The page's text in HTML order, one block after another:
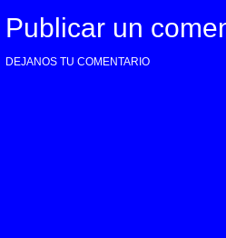
Publicar un
DEJANOS TU COMENTARIO